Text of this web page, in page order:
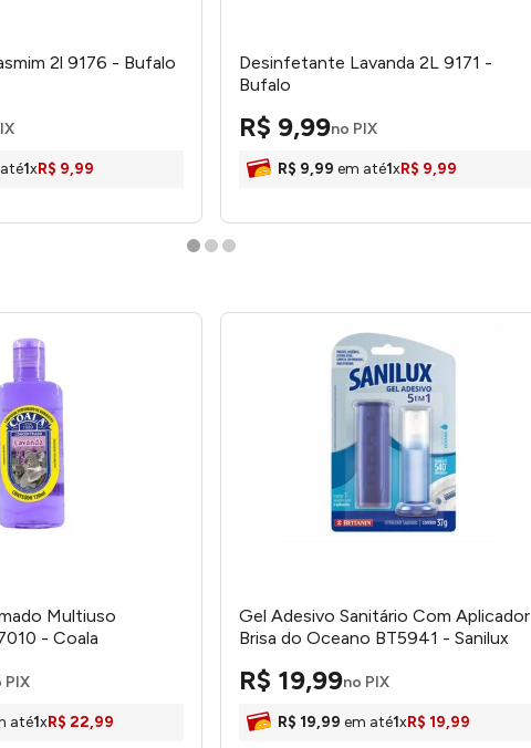
2l 9176 - Bufalo
1xR$ 9,99
Desinfetante Lavanda 2L 9171 -
Bufalo
R$ 9,99no PIX
R$ 9,99 em até1xR$ 9,99
Multiuso
- Coala
PIX
até1xR$ 22,99
Gel Adesivo Sanitário Com Aplicador
Brisa do Oceano BT5941 - Sanilux
R$ 19,99no PIX
R$ 19,99 em até1xR$ 19,99